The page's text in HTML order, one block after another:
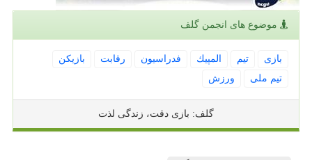
موضوع های انجمن گلف
بازی تیم المپیك فدراسیون رقابت
بازیكن
تیم ملی
ورزش
گلف: بازی دقت، زندگی لذت